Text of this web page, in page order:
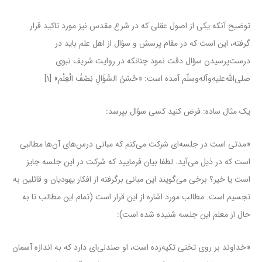
توضیح آنکه یکی از اصول عقلی که در شرع مقدس نیز مورد تاکید قرار
گرفته، این است که در مقام پرسش و سؤال از اهل علم باید در
درست‌پرسیدن سؤال دقت نمود چنانکه در روایت شریف نبوی
صلی‌الله‌علیه‌وآله‌وسلّم آمده است: «حُسْنُ السُّؤَالِ نِصْفُ الْعِلْم‌» [۱]
یک مثال ساده: فرض کنید کسی سؤال بپرسد:
«مدتی است در جلسه‌ای شرکت می‌کنم که مبانی درس‌های آن‌ها مطالبی
است که در ذیل می‌آید. لطفا بیان فرمایید که شرکت در این جلسه جایز
است یا خیر؟ برخی می‌گویند این مبانی برگرفته از افکار یهودیان و قائلین به
تجسیم است. مطالب مورد اشاره از این قرار است (تمام این مطالب تا به
حال از معلم این جلسه شنیده شده است):
«خداوند بر روی تختی تکیه‌زده است، او صندلی‌ای دارد که به اندازه آسمان